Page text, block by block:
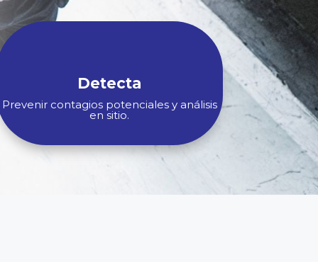
Detecta
Prevenir contagios potenciales y análisis
en sitio.